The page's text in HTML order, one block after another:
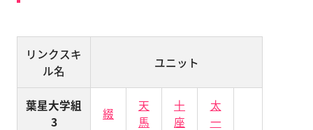
リンクスキ
ル名
ユニット
葉星大学組
3
綴
天
馬
十
座
太
一